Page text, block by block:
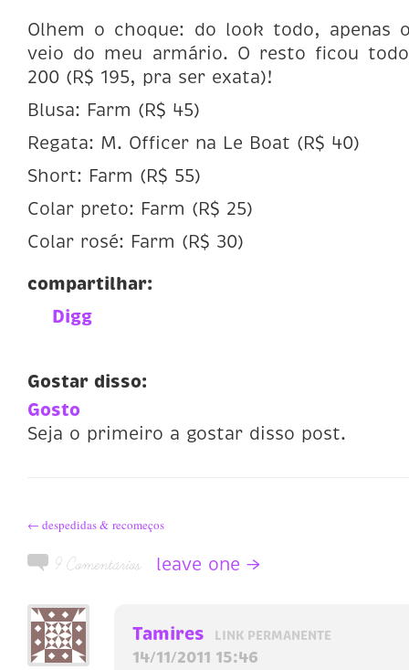
Olhem o choque: do look todo, apenas
veio do meu armário. O resto ficou
200 (R$ 195, pra ser exata)!
Blusa: Farm (R$ 45)
Regata: M. Officer na Le Boat (R$ 40)
Short: Farm (R$ 55)
Colar preto: Farm (R$ 25)
Colar rosé: Farm (R$ 30)
compartilhar:
Digg
Gostar disso:
Gosto
Seja o primeiro a gostar disso post.
← despedidas & recomeços
9 Comentários leave one →
Tamires LINK PERMANENTE
14/11/2011 15:46